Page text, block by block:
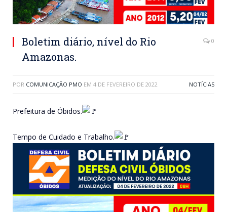
Boletim diário, nível do Rio
Amazonas.
0
POR COMUNICAÇÃO PMO EM 4 DE FEVEREIRO DE 2022 NOTÍCIAS
Prefeitura de Óbidos.
Tempo de Cuidado e Trabalho.